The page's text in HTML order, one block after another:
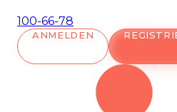
100-66-78
ANMELDEN